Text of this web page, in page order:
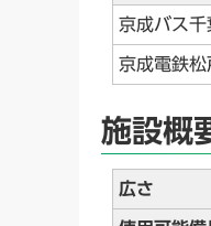
京成バス
京成電鉄松
施設概
広さ